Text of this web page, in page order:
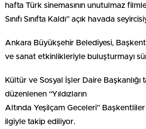
hafta Türk sinemasının unutulmaz
Sınıfı Sınıfta Kaldı” açık havada
Ankara Büyükşehir Belediyesi,
ve sanat etkinlikleriyle buluşturmayı
Kültür ve Sosyal İşler Daire Başkanlığı
düzenlenen “Yıldızların
Altında Yeşilçam Geceleri”
ilgiyle takip ediliyor.